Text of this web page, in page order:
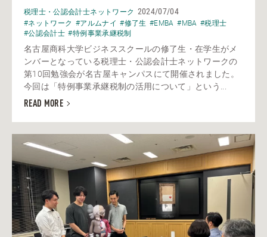
税理士・公認会計士ネットワーク 2024/07/04
#ネットワーク #アルムナイ #修了生 #EMBA #MBA #税理士
#公認会計士 #特例事業承継税制
名古屋商科大学ビジネススクールの修了生・在学生がメ
ンバーとなっている税理士・公認会計士ネットワークの
第10回勉強会が名古屋キャンパスにて開催されました。
今回は「特例事業承継税制の活用について」という...
READ MORE